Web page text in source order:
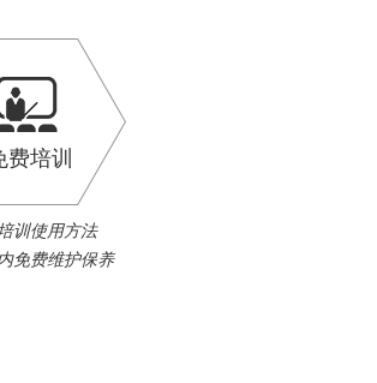
费培训
训使用方法
免费维护保养